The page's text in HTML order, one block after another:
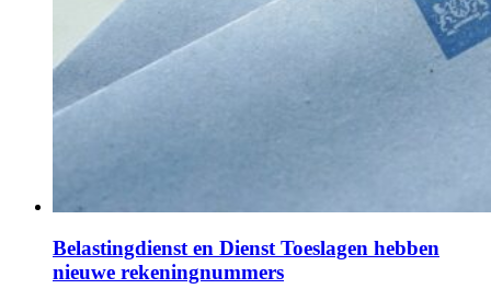
Belastingdienst en Dienst Toeslagen hebben
nieuwe rekeningnummers